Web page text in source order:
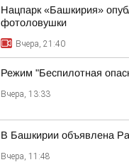
Нацпарк «Башкирия»
фотоловушки
Вчера, 21:40
Режим "Беспилотная
Вчера, 13:33
В Башкирии объявлена
Вчера, 11:48